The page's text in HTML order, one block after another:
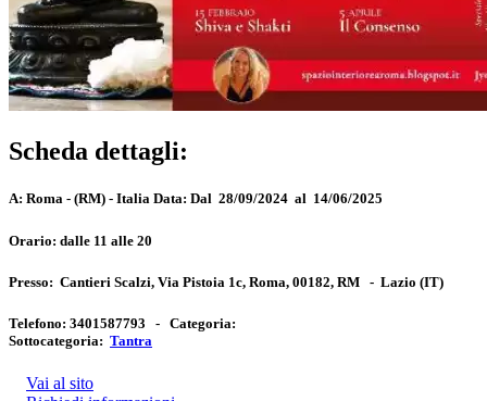
Scheda dettagli:
A: Roma - (RM) - Italia Data: Dal 28/09/2024 al 14/06/2025
Orario: dalle 11 alle 20
Presso: Cantieri Scalzi, Via Pistoia 1c, Roma, 00182, RM - Lazio (IT)
Telefono: 3401587793 - Categoria:
Sottocategoria: Tantra
Vai al sito